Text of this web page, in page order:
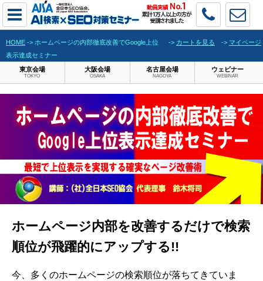
HOME -> ホームページの内部徹底改善でGoogle上位
表示達成セミナー
-> カートを見る -> マイページ
東京会場
TOKYO
大阪会場
OSAKA
名古屋会場
NAGOYA
ウェビナー
WEBINAR
ホームページ内部を改善するだけで検索
順位が飛躍的にアップする!!
今、多くのホームページの検索順位が落ちてきていま